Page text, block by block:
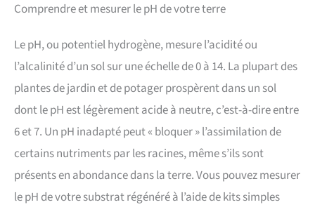
Comprendre et mesurer le pH de votre terre
Le pH, ou potentiel hydrogène, mesure l’acidité ou
l’alcalinité d’un sol sur une échelle de 0 à 14. La plupart des
plantes de jardin et de potager prospèrent dans un sol
dont le pH est légèrement acide à neutre, c’est-à-dire entre
6 et 7. Un pH inadapté peut « bloquer » l’assimilation de
certains nutriments par les racines, même s’ils sont
présents en abondance dans la terre. Vous pouvez mesurer
le pH de votre substrat régénéré à l’aide de kits simples